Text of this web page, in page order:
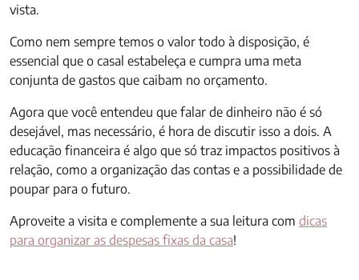
vista.
Como nem sempre temos o valor todo à disposição, é
essencial que o casal estabeleça e cumpra uma meta
conjunta de gastos que caibam no orçamento.
Agora que você entendeu que falar de dinheiro não é só
desejável, mas necessário, é hora de discutir isso a dois. A
educação financeira é algo que só traz impactos positivos à
relação, como a organização das contas e a possibilidade de
poupar para o futuro.
Aproveite a visita e complemente a sua leitura com dicas
para organizar as despesas fixas da casa!